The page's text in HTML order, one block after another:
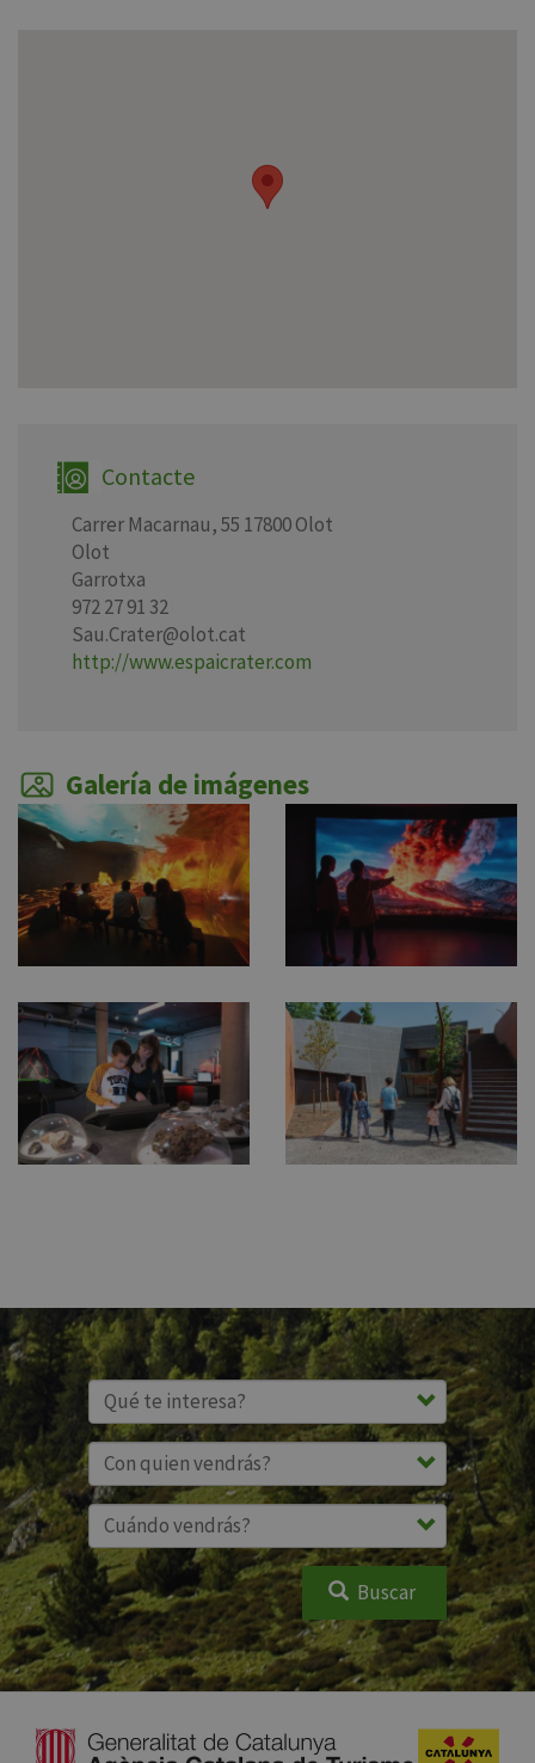
Contacte
Carrer Macarnau, 55 17800 Olot
Olot
Garrotxa
972 27 91 32
Sau.Crater@olot.cat
http://www.espaicrater.com
Galería de imágenes
Buscar